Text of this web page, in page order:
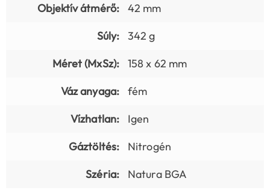
Objektív átmérő:
42 mm
Súly:
342 g
Méret (MxSz):
158 x 62 mm
Váz anyaga:
fém
Vízhatlan:
Igen
Gáztöltés:
Nitrogén
Széria:
Natura BGA